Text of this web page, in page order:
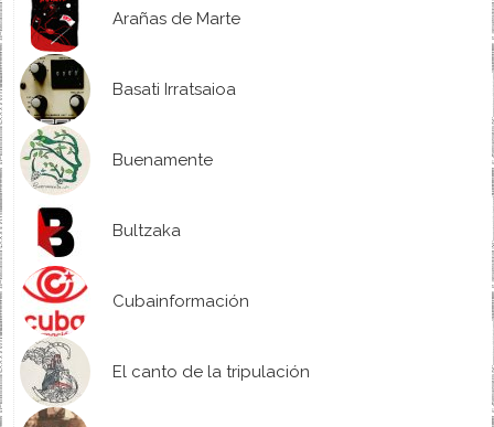
Arañas de Marte
Basati Irratsaioa
Buenamente
Bultzaka
Cubainformación
El canto de la tripulación